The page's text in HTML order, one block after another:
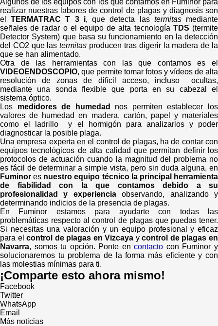
Algunos de los equipos con los que contamos en Fuminor para
realizar nuestras labores de control de plagas y diagnosis son
elTERMATRAC T 3 i, que detecta lastermitasmediante
señales de radar o el equipo de alta tecnología TDS (termite
Detector System) que basa su funcionamiento en la detección
del CO2 que lastermitas producen tras digerir la madera de la
que se han alimentado.
Otra de las herramientas con las que contamos es el
VIDEOENDOSCOPIO, que permite tomar fotos y vídeos de alta
resolución de zonas de difícil acceso, incluso ocultas,
mediante una sonda flexible que porta en su cabezal el
sistema óptico.
Los medidores de humedad
nos permiten establecer los
valores de humedad en madera, cartón, papel y materiales
como el ladrillo y el hormigón para analizarlos y poder
diagnosticar la posible plaga.
Una empresa experta en el control de plagas, ha de contar con
equipos tecnológicos de alta calidad que permitan definir los
protocolos de actuación cuando la magnitud del problema no
es fácil de determinar a simple vista, pero sin duda alguna, en
Fuminor es nuestro equipo técnico la principal herramienta
de fiabilidad con la que contamos debido a su
profesionalidad y experienciaobservando, analizando y
determinando indicios de la presencia de plagas.
En Fuminor estamos para ayudarte con todas las
problemáticas respecto al control de plagas que puedas tener.
Si necesitas una valoración y un equipo profesional y eficaz
para elcontrol de plagas en Vizcaya ycontrol de plagas en
Navarra, somos tu opción. Ponte encontacto con Fuminor y
solucionaremos tu problema de la forma más eficiente y con
las molestias mínimas para ti.
¡Comparte esto ahora mismo!
Facebook
Twitter
WhatsApp
Email
Más noticias